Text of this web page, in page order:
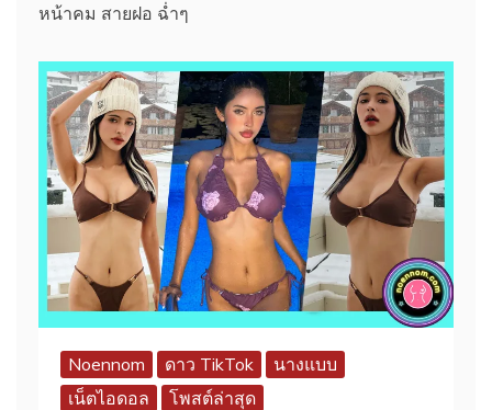
หน้าคม สายฝอ ฉ่ำๆ
Noennom ดาว TikTok
นางแบบ
เน็ตไอดอล
โพสต์ล่าสุด